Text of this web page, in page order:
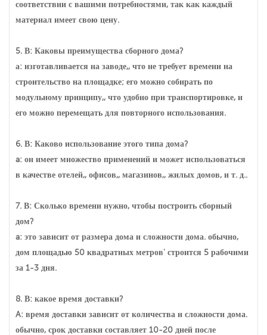
соответствии с вашими потребностями, так как каждый
материал имеет свою цену.
5. В: Каковы преимущества сборного дома?
а: изготавливается на заводе,, что не требует времени на
строительство на площадке; его можно собирать по
модульному принципу,, что удобно при транспортировке, и
его можно перемещать для повторного использования.
6. В: Каково использование этого типа дома?
a: он имеет множество применений и может использоваться
в качестве отелей,, офисов,, магазинов,, жилых домов, и т. д..
7. В: Сколько времени нужно, чтобы построить сборный
дом?
a: это зависит от размера дома и сложности дома. обычно,
дом площадью 50 квадратных метров' строится 5 рабочими
за 1-3 дня.
8. В: какое время доставки?
A: время доставки зависит от количества и сложности дома.
обычно, срок доставки составляет 10-20 дней после